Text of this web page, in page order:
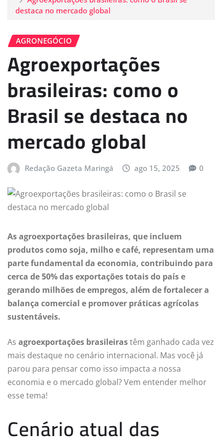
destaca no mercado global
AGRONEGÓCIO
Agroexportações
brasileiras: como o
Brasil se destaca no
mercado global
Redação Gazeta Maringá ago 15, 2025 0
As agroexportações brasileiras, que incluem
produtos como soja, milho e café, representam uma
parte fundamental da economia, contribuindo para
cerca de 50% das exportações totais do país e
gerando milhões de empregos, além de fortalecer a
balança comercial e promover práticas agrícolas
sustentáveis.
As agroexportações brasileirastêm ganhado cada vez
mais destaque no cenário internacional. Mas você já
parou para pensar como isso impacta a nossa
economia e o mercado global? Vem entender melhor
esse tema!
Cenário atual das